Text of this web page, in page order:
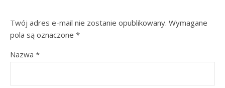
Twój adres e-mail nie zostanie opublikowany. Wymagane
pola są oznaczone *
Nazwa *